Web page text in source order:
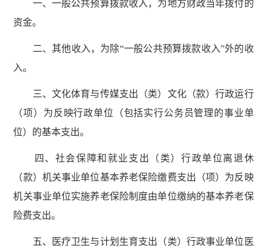
一、一般公共预算拨款收入，为地方财政当年拨付的
资金。
二、其他收入，为除“一般公共预算拨款收入”外的收
入。
三、文化体育与传媒支出（类）文化（款）行政运行
（项）为反映行政单位（包括实行公务员管理的事业单
位）的基本支出。
四、社会保障和就业支出（类）行政单位离退休
（款）机关事业单位基本养老保险缴费支出（项）为反映
机关事业单位实施养老保险制度由单位缴纳的基本养老保
险费支出。
五、医疗卫生与计划生育支出（类）行政事业单位医